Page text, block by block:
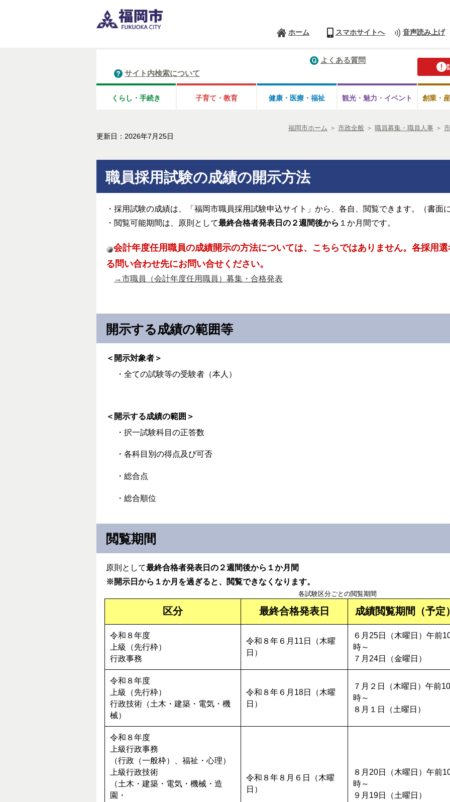
ホーム スマホサイトへ 音声読み上げ
よくある質問
サイト内検索について
くらし・手続き 子育て・教育 健康・医療・ 福祉 観光・魅力・ イベント 創業・
福岡市ホーム ＞ 市政全般 ＞ 職員募集・職員人事 ＞
更新日：2026年7月25日
職員採用試験の成績の開示方法
・採用試験の成績は、「福岡市職員採用試験申込サイト」から、各自、閲覧できます。（書面
・閲覧可能期間は、原則として最終合格者発表日の２週間後から １か月間です。
会計年度任用職員の成績開示の方法については、こちらではありません。各採用
る問い合わせ先にお問い合せください。
→市職員（会計年度任用職員）募集・合格発表
開示する成績の範囲等
＜開示対象者＞
・全ての試験等の受験者（本人）
＜開示する成績の範囲＞
・択一試験科目の正答数
・各科目別の得点及び可否
・総合点
・総合順位
閲覧期間
原則として最終合格者発表日の２週間後から１か月間
※開示日から１か月を過ぎると、閲覧できなくなります。
各試験区分ごとの閲覧期間
区分 最終合格発表日 成績閲覧期間（予定）
令和８年度
上級（先行枠）
行政事務
令和８年６月11日（木曜
日）
６月25日（木曜日）午前
時～
７月24日（金曜日）
令和８年度
上級（先行枠）
行政技術（土木・建築・電気・機
械）
令和８年６月18日（木曜
日）
７月２日（木曜日）午前10
時～
８月１日（土曜日）
令和８年度
上級行政事務
（行政（一般枠）、福祉・心理）
上級行政技術
（土木・建築・電気・機械・造
園・
令和８年８月６日（木曜
日）
８月20日（木曜日）午前
時～
９月19日（土曜日）